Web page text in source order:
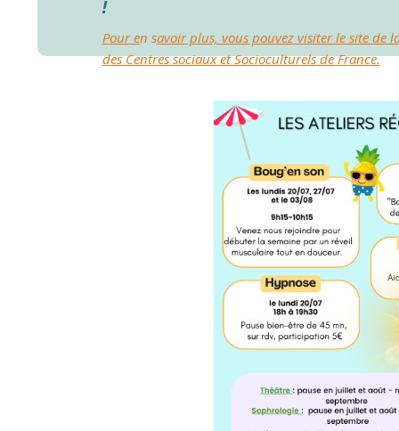
!
Pour en savoir plus, vous pouvez visiter le site de
des Centres sociaux et Socioculturels de France.